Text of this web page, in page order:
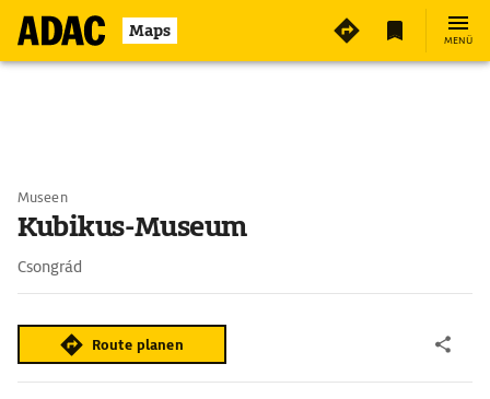
Maps MENÜ
Museen
Kubikus-Museum
Csongrád
Route planen